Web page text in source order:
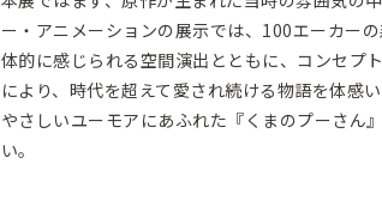
ー・アニメーションの展示では、100エーカー
体的に感じられる空間演出とともに、コンセプ
により、時代を超えて愛され続ける物語を体感い
やさしいユーモアにあふれた『くまのプーさん
い。